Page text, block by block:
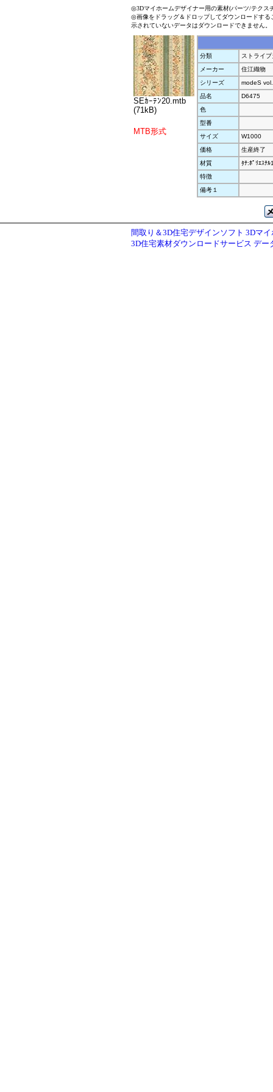
◎3Dマイホームデザイナー用の素材(パーツ/テクス
◎画像をドラッグ＆ドロップしてダウンロードす
示されていないデータはダウンロードできません。
SEｶｰﾃﾝ20.mtb
(71kB)
MTB形式
分類
ストライ
メーカー
住江織物
シリーズ
modeS
品名
D6475
色
型番
サイズ
W1000
価格
生産終了
材質
ﾀﾃ:ﾎﾟﾘｴｽﾃ
特徴
備考１
間取り＆3D住宅デザインソフト 3Dマ
3D住宅素材ダウンロードサービス デー